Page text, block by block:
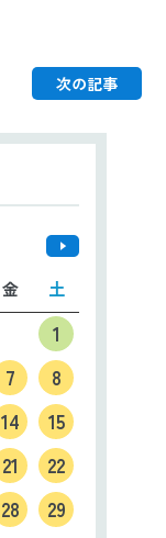
次の記事
金 土
1
7
8
14
15
21
22
28
29